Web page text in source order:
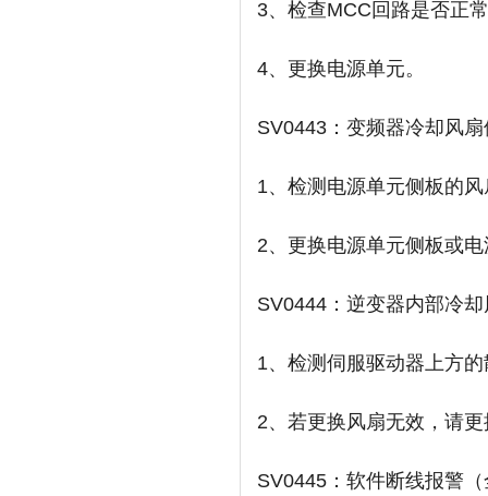
3、检查MCC回路是否正
4、更换电源单元。
SV0443：变频器冷却风
1、检测电源单元侧板的
2、更换电源单元侧板或
SV0444：逆变器内部冷
1、检测伺服驱动器上方
2、若更换风扇无效，请
SV0445：软件断线报警